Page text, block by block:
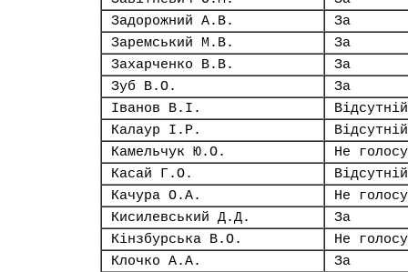
Задорожний А.В.
За
Заремський М.В.
За
Захарченко В.В.
За
Зуб В.О.
За
Іванов В.І.
Відсутній
Калаур І.Р.
Відсутній
Камельчук Ю.О.
Не
Касай Г.О.
Відсутній
Качура О.А.
Не
Кисилевський Д.Д.
За
Кінзбурська В.О.
Не
Клочко А.А.
За